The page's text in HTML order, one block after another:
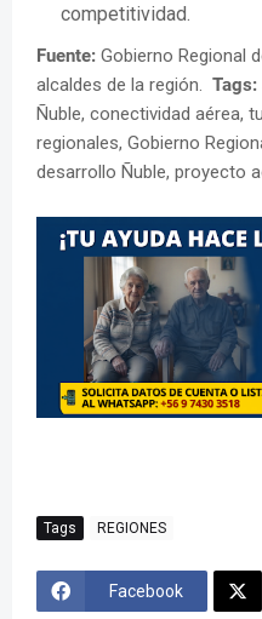
competitividad.
Fuente: Gobierno Regional
alcaldes de la región. Tags:
Ñuble, conectividad aérea,
regionales, Gobierno
desarrollo Ñuble, proyecto
Tags REGIONES
Facebook